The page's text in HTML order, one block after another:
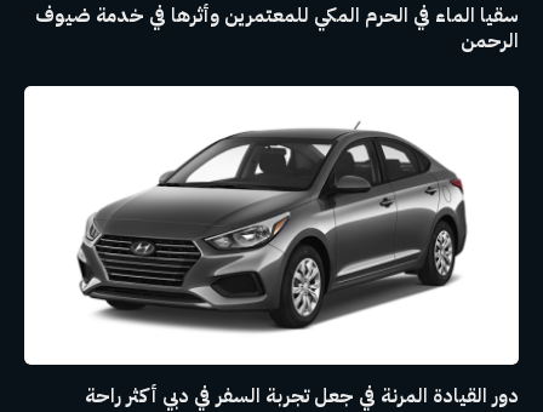
سقيا الماء في الحرم المكي للمعتمرين وأثرها في خدمة ضيوف
الرحمن
دور القيادة المرنة في جعل تجربة السفر في دبي أكثر راحة